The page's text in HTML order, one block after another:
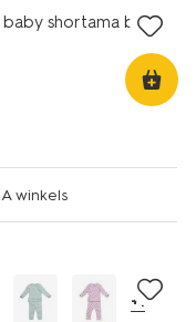
shortama beige
winkels
+1